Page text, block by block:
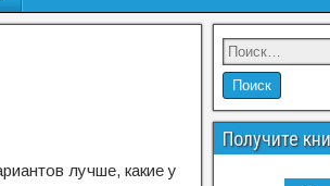
лучше, какие у
Получите